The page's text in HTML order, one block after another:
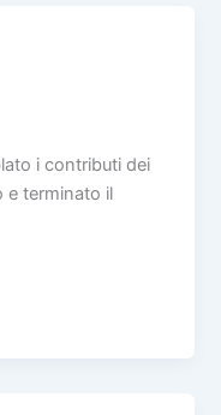
i contributi dei
e terminato il